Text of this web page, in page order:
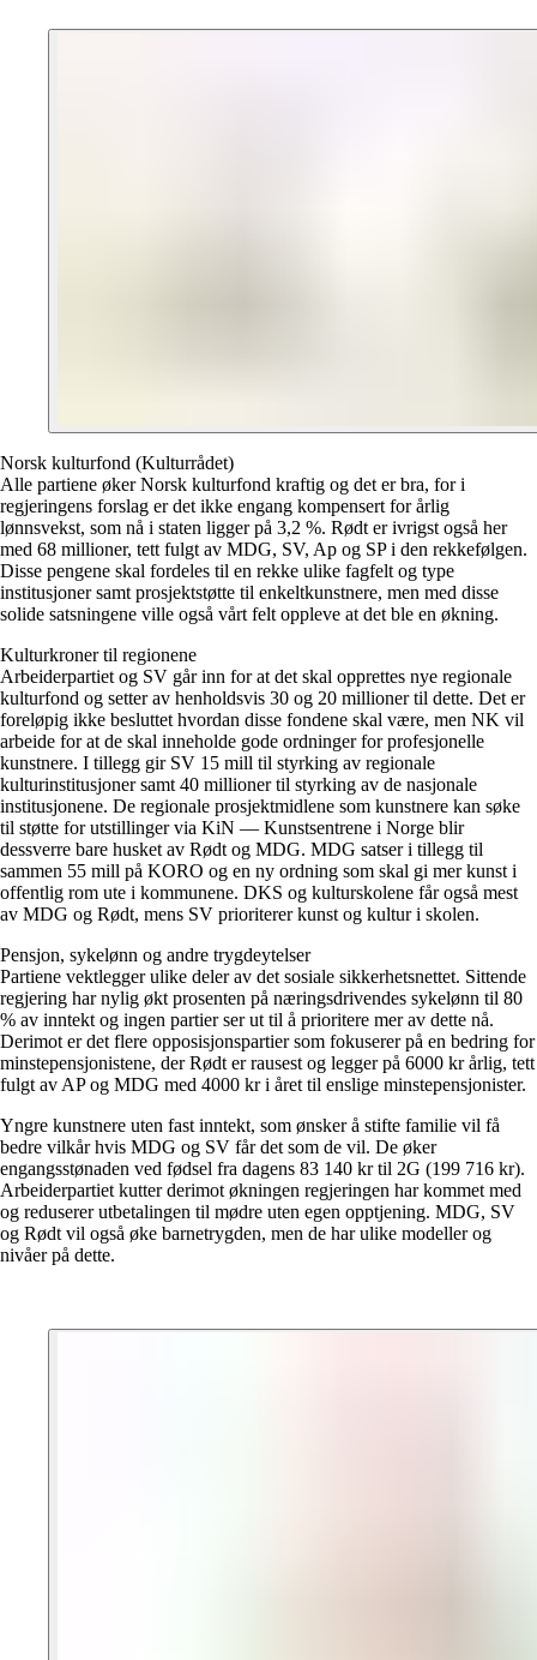
Norsk kulturfond (Kulturrådet)
Alle partiene øker Norsk kulturfond kraftig og det er bra, for i
regjeringens forslag er det ikke engang kompensert for årlig
lønnsvekst, som nå i staten ligger på 3,2 %. Rødt er ivrigst også her
med 68 millioner, tett fulgt av MDG, SV, Ap og SP i den rekkefølgen.
Disse pengene skal fordeles til en rekke ulike fagfelt og type
institusjoner samt prosjektstøtte til enkeltkunstnere, men med disse
solide satsningene ville også vårt felt oppleve at det ble en økning.
Kulturkroner til regionene
Arbeiderpartiet og SV går inn for at det skal opprettes nye regionale
kulturfond og setter av henholdsvis 30 og 20 millioner til dette. Det er
foreløpig ikke besluttet hvordan disse fondene skal være, men NK vil
arbeide for at de skal inneholde gode ordninger for profesjonelle
kunstnere. I tillegg gir SV 15 mill til styrking av regionale
kulturinstitusjoner samt 40 millioner til styrking av de nasjonale
institusjonene. De regionale prosjektmidlene som kunstnere kan søke
til støtte for utstillinger via KiN — Kunstsentrene i Norge blir
dessverre bare husket av Rødt og MDG. MDG satser i tillegg til
sammen 55 mill på KORO og en ny ordning som skal gi mer kunst i
offentlig rom ute i kommunene. DKS og kulturskolene får også mest
av MDG og Rødt, mens SV prioriterer kunst og kultur i skolen.
Pensjon, sykelønn og andre trygdeytelser
Partiene vektlegger ulike deler av det sosiale sikkerhetsnettet. Sittende
regjering har nylig økt prosenten på næringsdrivendes sykelønn til 80
% av inntekt og ingen partier ser ut til å prioritere mer av dette nå.
Derimot er det flere opposisjonspartier som fokuserer på en bedring for
minstepensjonistene, der Rødt er rausest og legger på 6000 kr årlig, tett
fulgt av AP og MDG med 4000 kr i året til enslige minstepensjonister.
Yngre kunstnere uten fast inntekt, som ønsker å stifte familie vil få
bedre vilkår hvis MDG og SV får det som de vil. De øker
engangsstønaden ved fødsel fra dagens 83 140 kr til 2G (199 716 kr).
Arbeiderpartiet kutter derimot økningen regjeringen har kommet med
og reduserer utbetalingen til mødre uten egen opptjening. MDG, SV
og Rødt vil også øke barnetrygden, men de har ulike modeller og
nivåer på dette.